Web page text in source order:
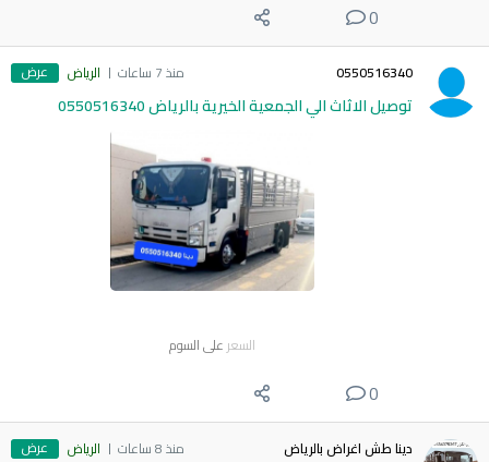
0
0550516340 منذ 7 ساعات الرياض عرض
توصيل الاثاث الي الجمعية الخيرية بالرياض 0550516340
السعر على السوم
0
دينا طش اغراض بالرياض منذ 8 ساعات الرياض عرض